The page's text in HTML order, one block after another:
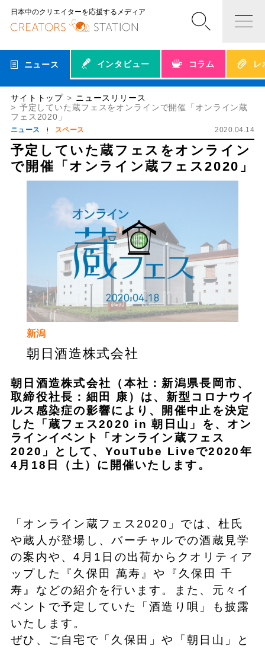
日本中のクリエイターを応援するメディア
ニュース インタビュー コラム レ
サイトトップ
ニュースリリース
予定していた蔵フェスをオンラインで開催「オンライン蔵
フェス2020」
ニュース スペース 2020.04.14
予定していた蔵フェスをオンライン
で開催「オンライン蔵フェス2020」
新潟
朝日酒造株式会社
朝日酒造株式会社（本社：新潟県長岡市、
取締役社長：細田 康）は、新型コロナウイ
ルス感染症の影響により、開催中止を決定
した「蔵フェス2020 in 朝日山」を、オン
ラインイベント「オンライン蔵フェス
2020」として、YouTube Liveで2020年
4月18日（土）に開催いたします。
「オンライン蔵フェス2020」では、杜氏
や蔵人が登場し、バーチャルでの酒蔵見学
の案内や、4月1日の出荷からクオリティア
ップした『久保田 萬寿』や『久保田 千
寿』などの紹介を行います。また、元々イ
ベントで予定していた「酒造り唄」も披露
いたします。
ぜひ、ご自宅で「久保田」や「朝日山」と